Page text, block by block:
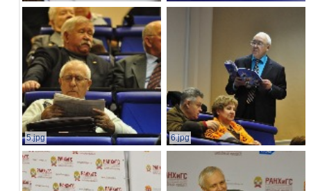
5.jpg 6.jpg